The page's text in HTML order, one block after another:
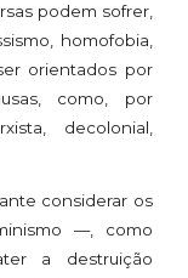
podem sofrer,
homofobia,
orientados por
como, por
decolonial,
considerar os
—, como
a destruição